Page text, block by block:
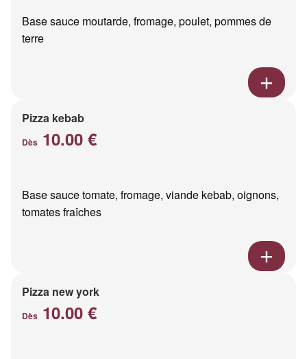
Base sauce moutarde, fromage, poulet, pommes de
terre
Pizza kebab
Dès 10.00 €
Base sauce tomate, fromage, viande kebab, oignons,
tomates fraîches
Pizza new york
Dès 10.00 €